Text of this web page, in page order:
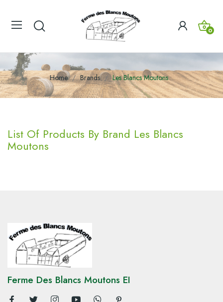
0
Home Brands Les Blancs Moutons
List Of Products By Brand Les Blancs
Moutons
Ferme Des Blancs Moutons EI